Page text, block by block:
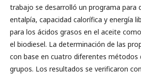
trabajo se desarrolló un programa para
entalpía, capacidad calorífica y energía
para los ácidos grasos en el aceite
el biodiesel. La determinación de las
con base en cuatro diferentes métodos
grupos. Los resultados se verificaron